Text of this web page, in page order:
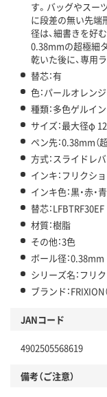
す。バッグやスー
に段差の無い先端
径は、細書きを好
0.38mmの超極細
乾いた後に、専用
替芯：有
色：パールオレンジ
種類：多色ゲルイ
サイズ：最大径φ
ペン先：0.38mm（
方式：スライドレ
インキ：フリクシ
インキ色：黒・赤・青
替芯：LFBTRF30EF
材質：樹脂
その他：3色
ボール径：0.38mm
シリーズ名：フリ
ブランド：FRIXION
JANコード
4902505568619
備考（ご注意）